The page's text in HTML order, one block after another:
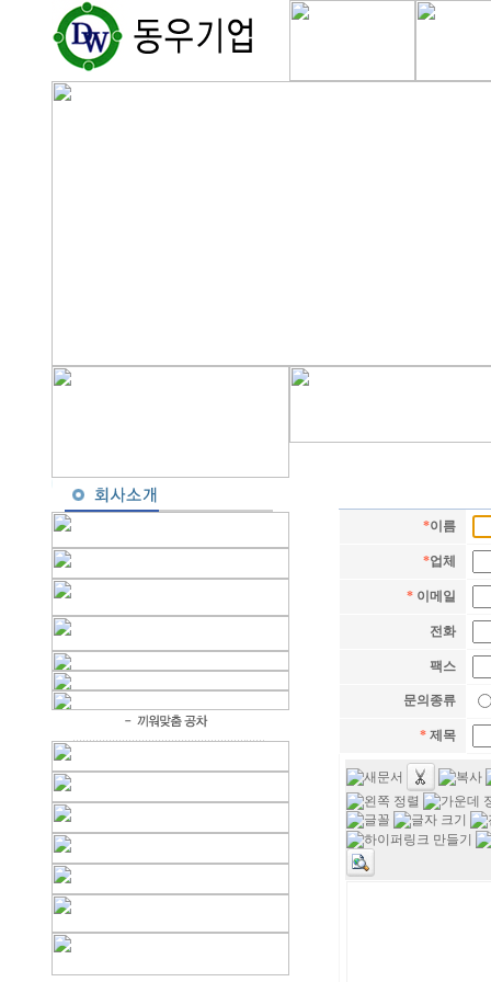
*이름
*업체
*이메일
전화
팩스
문의종류
*제목